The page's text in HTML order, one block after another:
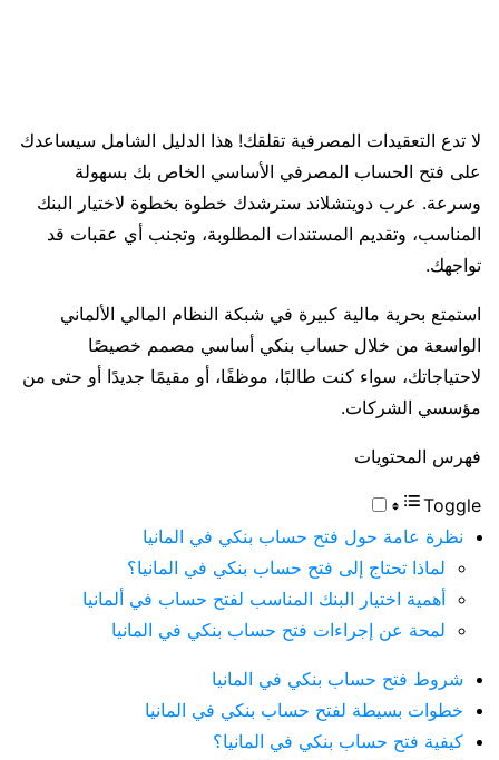
لا تدع التعقيدات المصرفية تقلقك! هذا الدليل الشامل سيساعدك
على فتح الحساب المصرفي الأساسي الخاص بك بسهولة
وسرعة. عرب دويتشلاند سترشدك خطوة بخطوة لاختيار البنك
المناسب، وتقديم المستندات المطلوبة، وتجنب أي عقبات قد
تواجهك.
استمتع بحرية مالية كبيرة في شبكة النظام المالي الألماني
الواسعة من خلال حساب بنكي أساسي مصمم خصيصًا
لاحتياجاتك، سواء كنت طالبًا، موظفًا، أو مقيمًا جديدًا أو حتى من
مؤسسي الشركات.
فهرس المحتويات
Toggle
نظرة عامة حول فتح حساب بنكي في المانيا
لماذا تحتاج إلى فتح حساب بنكي في المانيا؟
أهمية اختيار البنك المناسب لفتح حساب في ألمانيا
لمحة عن إجراءات فتح حساب بنكي في المانيا
شروط فتح حساب بنكي في المانيا
خطوات بسيطة لفتح حساب بنكي في المانيا
كيفية فتح حساب بنكي في المانيا؟